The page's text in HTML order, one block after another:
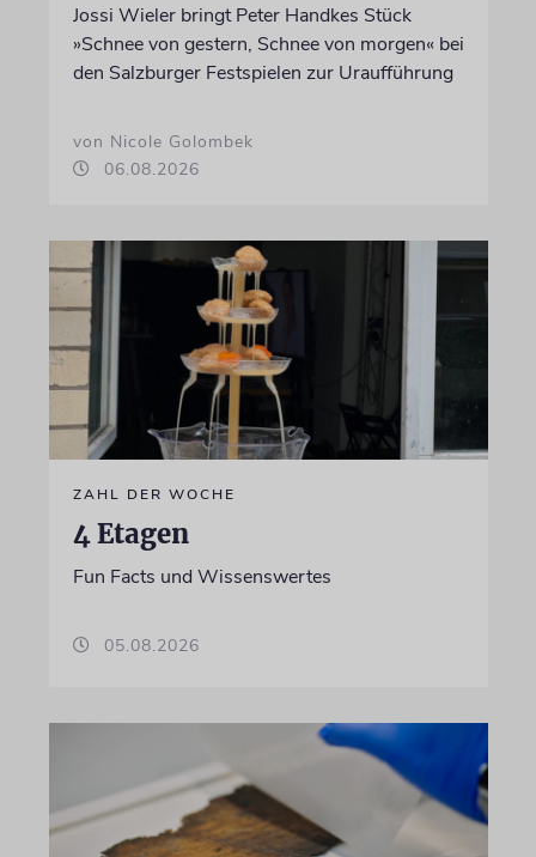
Jossi Wieler bringt Peter Handkes Stück
»Schnee von gestern, Schnee von morgen« bei
den Salzburger Festspielen zur Uraufführung
von Nicole Golombek
06.08.2026
ZAHL DER WOCHE
4 Etagen
Fun Facts und Wissenswertes
05.08.2026